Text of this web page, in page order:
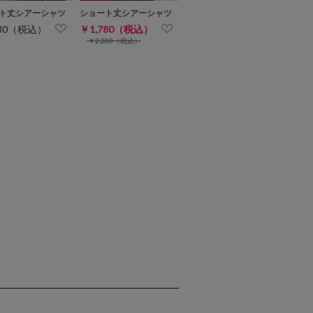
丈シアーシャツ
（税込）
ショート丈シアーシャツ
￥1,780（税込）
￥2,280（税込）